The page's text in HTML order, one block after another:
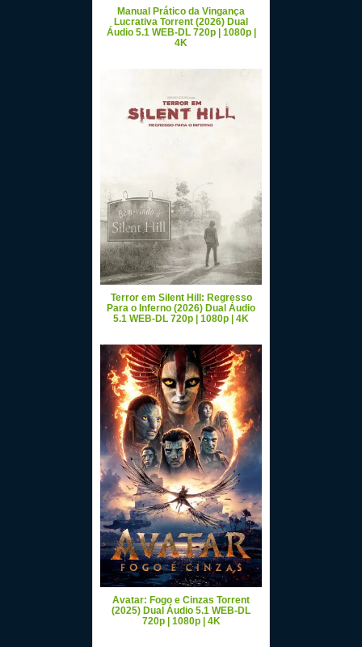
Manual Prático da Vingança
Lucrativa Torrent (2026) Dual
Áudio 5.1 WEB-DL 720p | 1080p |
4K
Terror em Silent Hill: Regresso
Para o Inferno (2026) Dual Áudio
5.1 WEB-DL 720p | 1080p | 4K
Avatar: Fogo e Cinzas Torrent
(2025) Dual Áudio 5.1 WEB-DL
720p | 1080p | 4K